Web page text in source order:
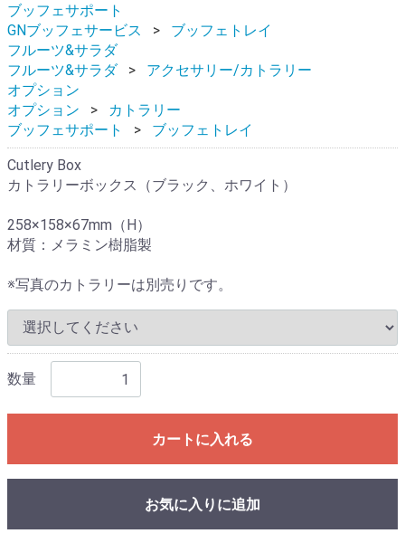
ブッフェサポート
GNブッフェサービス
ブッフェトレイ
フルーツ&サラダ
フルーツ&サラダ
アクセサリー/カトラリー
オプション
オプション
カトラリー
ブッフェサポート
ブッフェトレイ
Cutlery Box
カトラリーボックス（ブラック、ホワイト）
258×158×67mm（H）
材質：メラミン樹脂製
※写真のカトラリーは別売りです。
数量
カートに入れる
お気に入りに追加